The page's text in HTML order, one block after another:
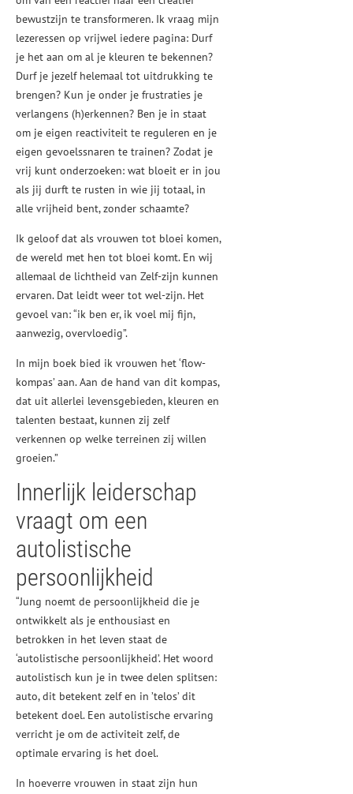
bewustzijn te transformeren. Ik vraag mijn
lezeressen op vrijwel iedere pagina: Durf
je het aan om al je kleuren te bekennen?
Durf je jezelf helemaal tot uitdrukking te
brengen? Kun je onder je frustraties je
verlangens (h)erkennen? Ben je in staat
om je eigen reactiviteit te reguleren en je
eigen gevoelssnaren te trainen? Zodat je
vrij kunt onderzoeken: wat bloeit er in jou
als jij durft te rusten in wie jij totaal, in
alle vrijheid bent, zonder schaamte?
Ik geloof dat als vrouwen tot bloei komen,
de wereld met hen tot bloei komt. En wij
allemaal de lichtheid van Zelf-zijn kunnen
ervaren. Dat leidt weer tot wel-zijn. Het
gevoel van: “ik ben er, ik voel mij fijn,
aanwezig, overvloedig”.
In mijn boek bied ik vrouwen het ‘flow-
kompas’ aan. Aan de hand van dit kompas,
dat uit allerlei levensgebieden, kleuren en
talenten bestaat, kunnen zij zelf
verkennen op welke terreinen zij willen
groeien.”
Innerlijk leiderschap
vraagt om een
autolistische
persoonlijkheid
“Jung noemt de persoonlijkheid die je
ontwikkelt als je enthousiast en
betrokken in het leven staat de
‘autolistische persoonlijkheid’. Het woord
autolistisch kun je in twee delen splitsen:
auto, dit betekent zelf en in ’telos’ dit
betekent doel. Een autolistische ervaring
verricht je om de activiteit zelf, de
optimale ervaring is het doel.
In hoeverre vrouwen in staat zijn hun